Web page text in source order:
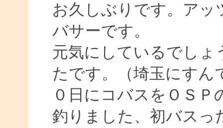
お久しぶりです。アッ
バサーです。
元気にしているでしょ
たです。（埼玉にすん
０日にコバスをＯＳ
釣りました、初バスっ